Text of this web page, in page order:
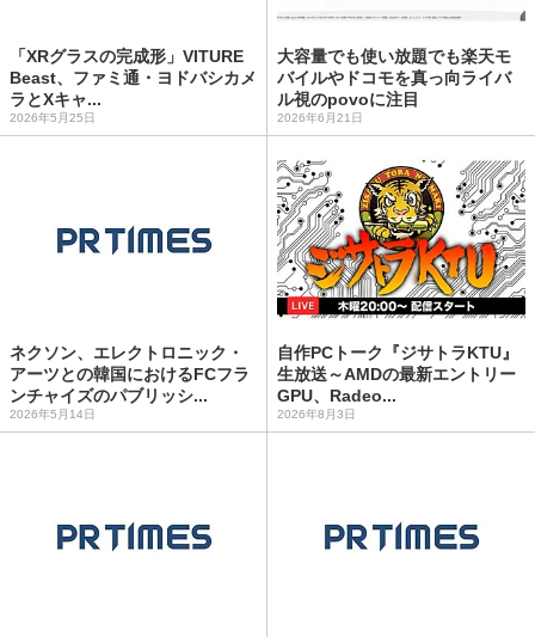
「XRグラスの完成形」VITURE
Beast、ファミ通・ヨドバシカメ
ラとXキャ...
2026年5月25日
大容量でも使い放題でも楽天モ
バイルやドコモを真っ向ライバ
ル視のpovoに注目
2026年6月21日
ネクソン、エレクトロニック・
アーツとの韓国におけるFCフラ
ンチャイズのパブリッシ...
2026年5月14日
自作PCトーク『ジサトラKTU』
生放送～AMDの最新エントリー
GPU、Radeo...
2026年8月3日